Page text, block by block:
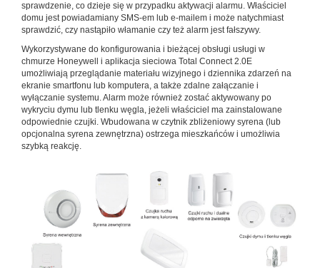
sprawdzenie, co dzieje się w przypadku aktywacji alarmu. Właściciel
domu jest powiadamiany SMS-em lub e-mailem i może natychmiast
sprawdzić, czy nastąpiło włamanie czy też alarm jest fałszywy.
Wykorzystywane do konfigurowania i bieżącej obsługi usługi w
chmurze Honeywell i aplikacja sieciowa Total Connect 2.0E
umożliwiają przeglądanie materiału wizyjnego i dziennika zdarzeń na
ekranie smartfonu lub komputera, a także zdalne załączanie i
wyłączanie systemu. Alarm może również zostać aktywowany po
wykryciu dymu lub tlenku węgla, jeżeli właściciel ma zainstalowane
odpowiednie czujki. Wbudowana w czytnik zbliżeniowy syrena (lub
opcjonalna syrena zewnętrzna) ostrzega mieszkańców i umożliwia
szybką reakcję.